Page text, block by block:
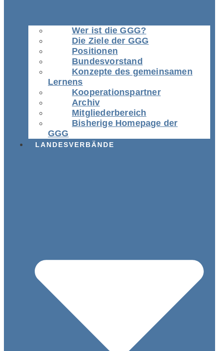
Wer ist die GGG?
Die Ziele der GGG
Positionen
Bundesvorstand
Konzepte des gemeinsamen
Lernens
Kooperationspartner
Archiv
Mitgliederbereich
Bisherige Homepage der
GGG
LANDESVERBÄNDE